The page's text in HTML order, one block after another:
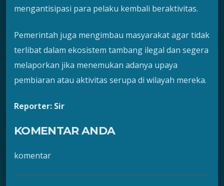
mengantisipasi para pelaku kembali beraktivitas.
Pemerintah juga mengimbau masyarakat agar tidak
terlibat dalam ekosistem tambang ilegal dan segera
melaporkan jika menemukan adanya upaya
pembiaran atau aktivitas serupa di wilayah mereka.
Reporter: Sir
KOMENTAR ANDA
komentar